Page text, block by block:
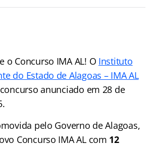
o Concurso IMA AL! O Instituto
do Estado de Alagoas – IMA AL
anunciado em 28 de
pelo Governo de Alagoas,
Concurso IMA AL com 12